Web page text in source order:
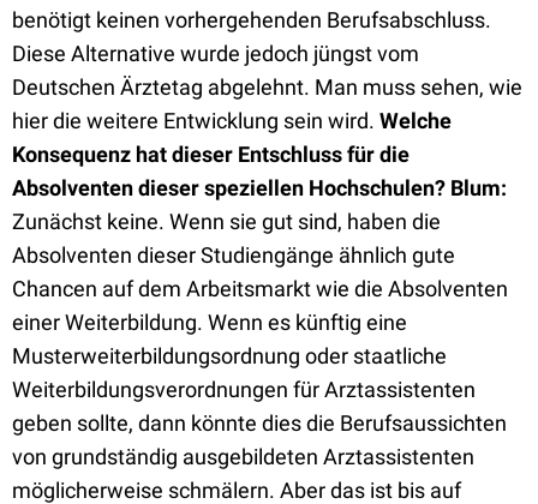
benötigt keinen vorhergehenden Berufsabschluss.
Diese Alternative wurde jedoch jüngst vom
Deutschen Ärztetag abgelehnt. Man muss sehen, wie
hier die weitere Entwicklung sein wird. Welche
Konsequenz hat dieser Entschluss für die
Absolventen dieser speziellen Hochschulen? Blum:
Zunächst keine. Wenn sie gut sind, haben die
Absolventen dieser Studiengänge ähnlich gute
Chancen auf dem Arbeitsmarkt wie die Absolventen
einer Weiterbildung. Wenn es künftig eine
Musterweiterbildungsordnung oder staatliche
Weiterbildungsverordnungen für Arztassistenten
geben sollte, dann könnte dies die Berufsaussichten
von grundständig ausgebildeten Arztassistenten
möglicherweise schmälern. Aber das ist bis auf